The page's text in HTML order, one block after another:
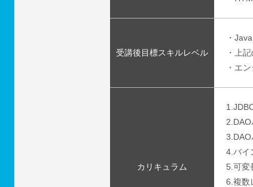
受講後目標スキルレベル
・
・上
・エ
カリキュラム
4.バイ
5.可変
6.複数